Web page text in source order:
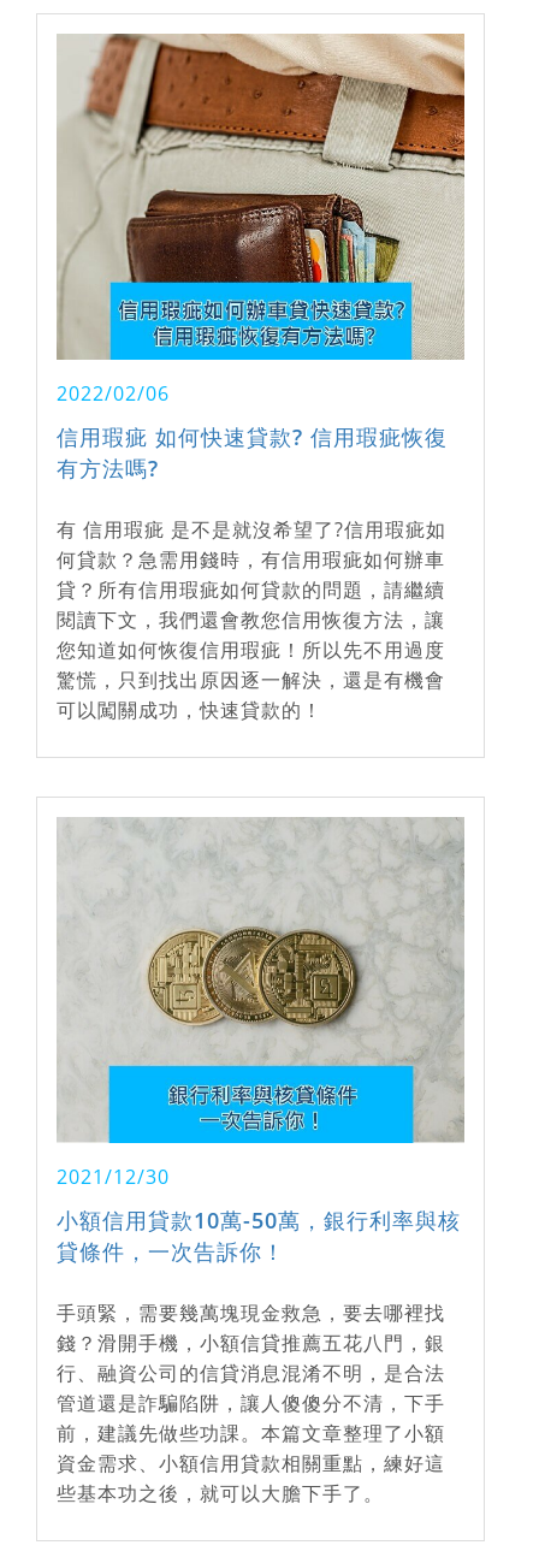
2022/02/06
信用瑕疵 如何快速貸款? 信用瑕疵恢復
有方法嗎?
有 信用瑕疵 是不是就沒希望了?信用瑕疵如
何貸款？急需用錢時，有信用瑕疵如何辦車
貸？所有信用瑕疵如何貸款的問題，請繼續
閱讀下文，我們還會教您信用恢復方法，讓
您知道如何恢復信用瑕疵！所以先不用過度
驚慌，只到找出原因逐一解決，還是有機會
可以闖關成功，快速貸款的！
2021/12/30
小額信用貸款10萬-50萬，銀行利率與核
貸條件，一次告訴你！
手頭緊，需要幾萬塊現金救急，要去哪裡找
錢？滑開手機，小額信貸推薦五花八門，銀
行、融資公司的信貸消息混淆不明，是合法
管道還是詐騙陷阱，讓人傻傻分不清，下手
前，建議先做些功課。本篇文章整理了小額
資金需求、小額信用貸款相關重點，練好這
些基本功之後，就可以大膽下手了。